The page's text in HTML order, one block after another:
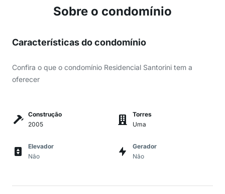
Sobre o condomínio
Características do condomínio
Confira o que o condomínio Residencial Santorini tem a
oferecer
Construção
2005
Torres
Uma
Elevador
Não
Gerador
Não